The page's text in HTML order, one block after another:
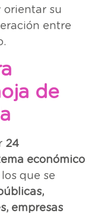
orientar su
entre
de
24
económico
que se
empresas